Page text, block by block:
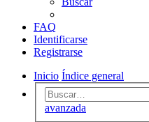
FAQ
Identificarse
Registrarse
Inicio Índice general
avanzada